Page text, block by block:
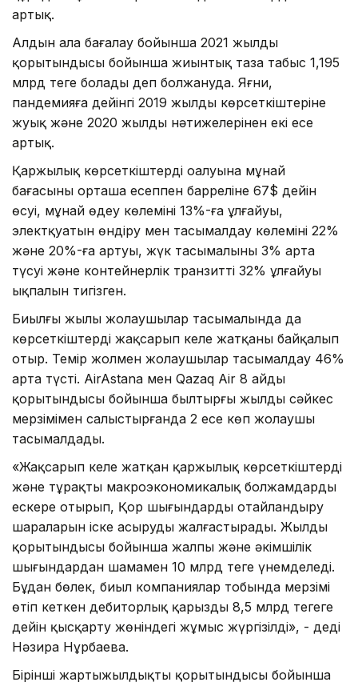
артық.
Алдын ала бағалау бойынша 2021 жылдың
қорытындысы бойынша жиынтық таза табыс 1,195
млрд теңге болады деп болжануда. Яғни,
пандемияға дейінгі 2019 жылдың көрсеткіштеріне
жуық және 2020 жылдың нәтижелерінен екі есе
артық.
Қаржылық көрсеткіштердің оңалуына мұнай
бағасының орташа есеппен барреліне 67$ дейін
өсуі, мұнай өңдеу көлемінің 13%-ға ұлғайуы,
электқуатын өндіру мен тасымалдау көлемінің 22%
және 20%-ға артуы, жүк тасымалының 3% арта
түсуі және контейнерлік транзиттің 32% ұлғайуы
ықпалын тигізген.
Биылғы жылы жолаушылар тасымалында да
көрсеткіштердің жақсарып келе жатқаны байқалып
отыр. Темір жолмен жолаушылар тасымалдау 46%
арта түсті. AirAstana мен Qazaq Air 8 айдың
қорытындысы бойынша былтырғы жылдың сәйкес
мерзімімен салыстырғанда 2 есе көп жолаушы
тасымалдады.
«Жақсарып келе жатқан қаржылық көрсеткіштерді
және тұрақты макроэкономикалық болжамдарды
ескере отырып, Қор шығындарды оңтайландыру
шараларын іске асыруды жалғастырады. Жылдың
қорытындысы бойынша жалпы және әкімшілік
шығындардан шамамен 10 млрд теңге үнемделеді.
Бұдан бөлек, биыл компаниялар тобында мерзімі
өтіп кеткен дебиторлық қарызды 8,5 млрд теңгеге
дейін қысқарту жөніндегі жұмыс жүргізілді», - деді
Нәзира Нұрбаева.
Бірінші жартыжылдықтың қорытындысы бойынша